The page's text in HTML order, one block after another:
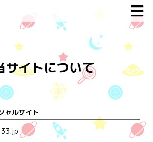
サイトについて
ャルサイト